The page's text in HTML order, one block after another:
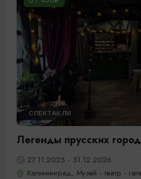
СПЕКТАКЛИ
Легенды прусских
27.11.2025 - 31.12.2026
Калининград, Музей - театр -